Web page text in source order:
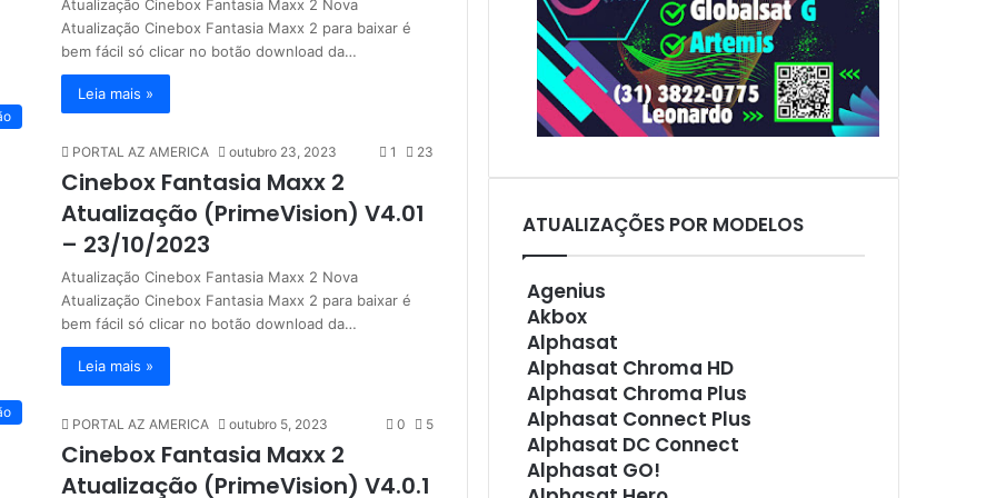
Atualização Cinebox Fantasia Maxx 2 Nova
Atualização Cinebox Fantasia Maxx 2 para baixar é
bem fácil só clicar no botão download da…
Leia mais »
PORTAL AZ AMERICA outubro 23, 2023 1 23
Cinebox Fantasia Maxx 2
Atualização (PrimeVision) V4.01
– 23/10/2023
Atualização Cinebox Fantasia Maxx 2 Nova
Atualização Cinebox Fantasia Maxx 2 para baixar é
bem fácil só clicar no botão download da…
Leia mais »
PORTAL AZ AMERICA outubro 5, 2023 0 5
Cinebox Fantasia Maxx 2
Atualização (PrimeVision) V4.0.1
ATUALIZAÇÕES POR MODELOS
Agenius
Akbox
Alphasat
Alphasat Chroma HD
Alphasat Chroma Plus
Alphasat Connect Plus
Alphasat DC Connect
Alphasat GO!